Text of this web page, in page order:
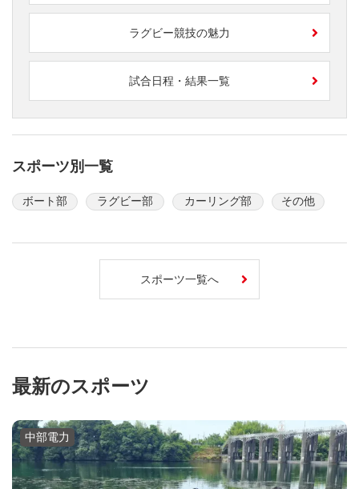
ラグビー競技の魅力
試合日程・結果一覧
スポーツ別一覧
ボート部 ラグビー部 カーリング部 その他
スポーツ一覧へ
最新のスポーツ
中部電力